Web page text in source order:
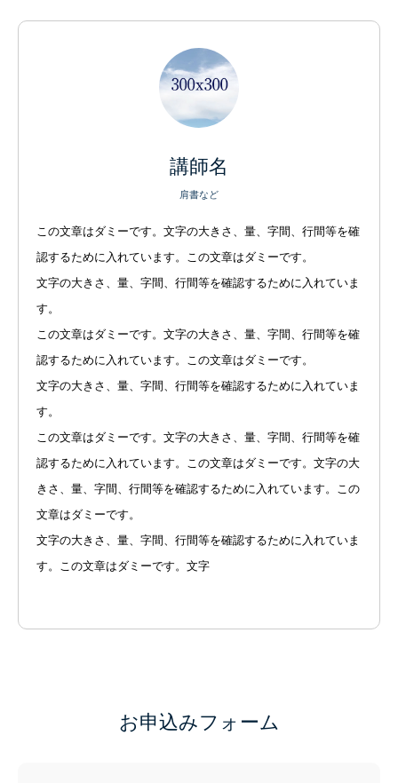
講師名
肩書など
この文章はダミーです。文字の大きさ、量、字間、行間等を確
認するために入れています。この文章はダミーです。
文字の大きさ、量、字間、行間等を確認するために入れていま
す。
この文章はダミーです。文字の大きさ、量、字間、行間等を確
認するために入れています。この文章はダミーです。
文字の大きさ、量、字間、行間等を確認するために入れていま
す。
この文章はダミーです。文字の大きさ、量、字間、行間等を確
認するために入れています。この文章はダミーです。文字の大
きさ、量、字間、行間等を確認するために入れています。この
文章はダミーです。
文字の大きさ、量、字間、行間等を確認するために入れていま
す。この文章はダミーです。文字
お申込みフォーム